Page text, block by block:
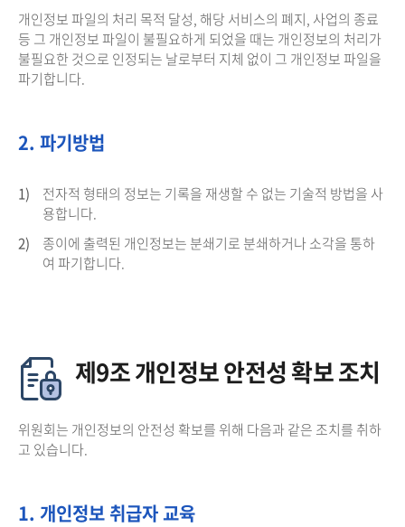
개인정보 파일의 처리 목적 달성, 해당 서비스의 폐지, 사업의 종료
등 그 개인정보 파일이 불필요하게 되었을 때는 개인정보의 처리가
불필요한 것으로 인정되는 날로부터 지체 없이 그 개인정보 파일을
파기합니다.
2. 파기방법
1)
전자적 형태의 정보는 기록을 재생할 수 없는 기술적 방법을 사
용합니다.
2)
종이에 출력된 개인정보는 분쇄기로 분쇄하거나 소각을 통하
여 파기합니다.
제9조 개인정보 안전성 확보 조치
위원회는 개인정보의 안전성 확보를 위해 다음과 같은 조치를 취하
고 있습니다.
1. 개인정보 취급자 교육